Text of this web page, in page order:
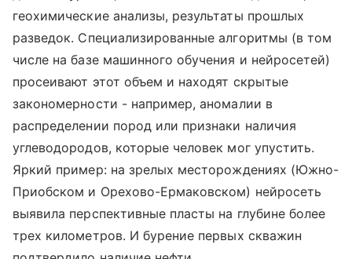
геохимические анализы, результаты прошлых
разведок. Специализированные алгоритмы (в том
числе на базе машинного обучения и нейросетей)
просеивают этот объем и находят скрытые
закономерности - например, аномалии в
распределении пород или признаки наличия
углеводородов, которые человек мог упустить.
Яркий пример: на зрелых месторождениях (Южно-
Приобском и Орехово-Ермаковском) нейросеть
выявила перспективные пласты на глубине более
трех километров. И бурение первых скважин